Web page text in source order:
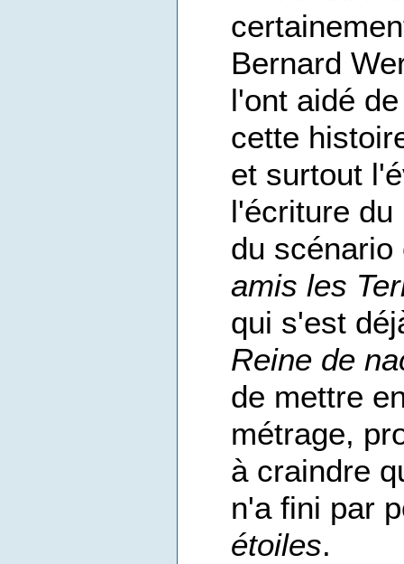
Bernard
l'ont aidé
cette
et surtout
l'écriture
du
amis les
qui s'est
Reine de
de mettre
métrage,
à craindre
n'a fini par
étoiles.